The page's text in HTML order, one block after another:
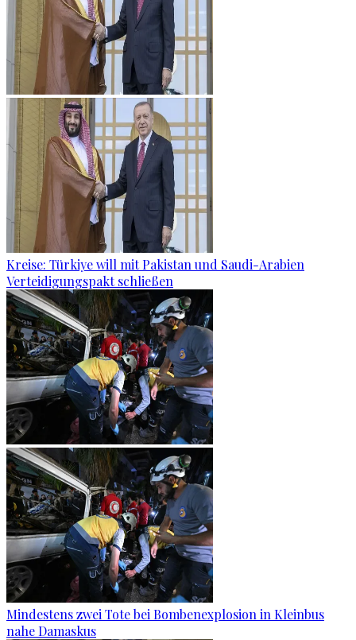
Kreise: Türkiye will mit Pakistan und Saudi-Arabien
Verteidigungspakt schließen
Mindestens zwei Tote bei Bombenexplosion in Kleinbus
nahe Damaskus